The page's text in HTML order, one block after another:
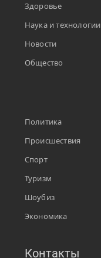
Здоровье
Наука и технологии
Новости
Общество
Политика
Происшествия
Спорт
Туризм
Шоубиз
Экономика
Контакты